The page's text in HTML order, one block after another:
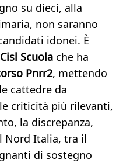
su dieci, alla
non saranno
idonei. È
Cisl Scuola che ha
Pnrr2, mettendo
cattedre da
criticità più rilevanti,
la discrepanza,
Nord Italia, tra il
di sostegno